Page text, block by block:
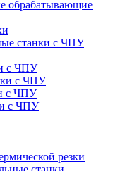
обрабатывающие
станки с ЧПУ
с ЧПУ
с ЧПУ
с ЧПУ
с ЧПУ
резки